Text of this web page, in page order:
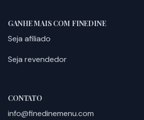
GANHE MAIS COM FINEDINE
Seja afiliado
Seja revendedor
CONTATO
info@finedinemenu.com